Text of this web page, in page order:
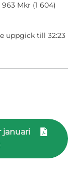
Mkr (1 604)
uppgick till 32:23
januari